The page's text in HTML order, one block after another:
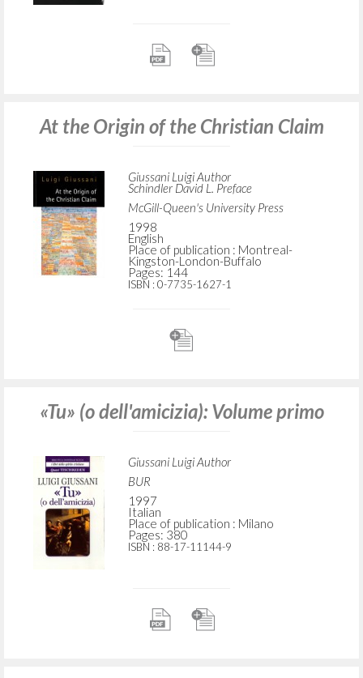
At the Origin of the Christian Claim
Giussani Luigi Author
Schindler David L. Preface
McGill-Queen's University Press
1998
English
Place of publication : Montreal-
Kingston-London-Buffalo
Pages: 144
ISBN : 0-7735-1627-1
«Tu» (o dell'amicizia): Volume primo
Giussani Luigi Author
BUR
1997
Italian
Place of publication : Milano
Pages: 380
ISBN : 88-17-11144-9